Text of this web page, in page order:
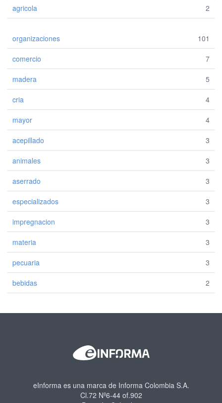
agricola 2
organizaciones 101
comercio 7
madera 5
cria 4
mayor 4
acepillado 3
animales 3
aserrado 3
especializados 3
impregnacion 3
materia 3
pecuaria 3
bebidas 2
eInforma es una marca de Informa Colombia S.A.
Cl.72 Nº6-44 of.902